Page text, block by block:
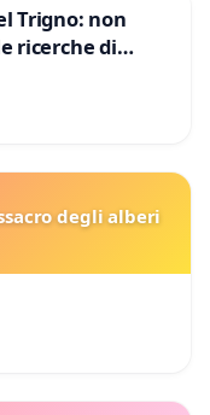
Trigno: non
ricerche di
degli alberi